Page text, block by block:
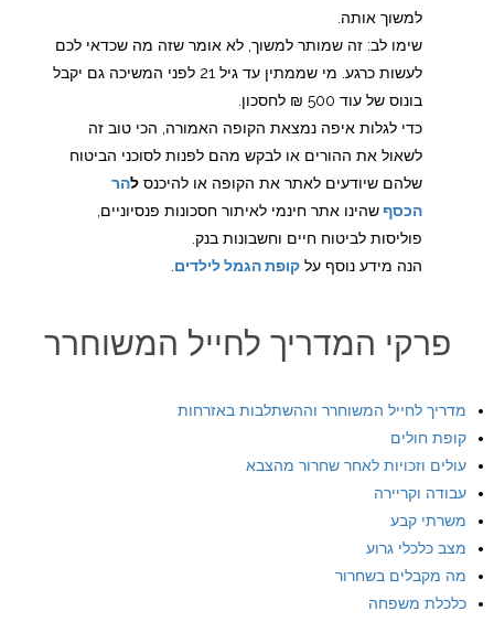
למשוך אותה.
שימו לב: זה שמותר למשוך, לא אומר שזה מה שכדאי לכם
לעשות כרגע. מי שממתין עד גיל 21 לפני המשיכה גם יקבל
בונוס של עוד 500 ₪ לחסכון.
כדי לגלות איפה נמצאת הקופה האמורה, הכי טוב זה
לשאול את ההורים או לבקש מהם לפנות לסוכני הביטוח
שלהם שיודעים לאתר את הקופה או להיכנס להר
הכסף שהינו אתר חינמי לאיתור חסכונות פנסיוניים,
פוליסות לביטוח חיים וחשבונות בנק.
הנה מידע נוסף על קופת הגמל לילדים
פרקי המדריך לחייל המשוחרר
מדריך לחייל המשוחרר וההשתלבות באזרחות
קופת חולים
עולים וזכויות לאחר שחרור מהצבא
עבודה וקריירה
משרתי קבע
מצב כלכלי גרוע
מה מקבלים בשחרור
כלכלת משפחה